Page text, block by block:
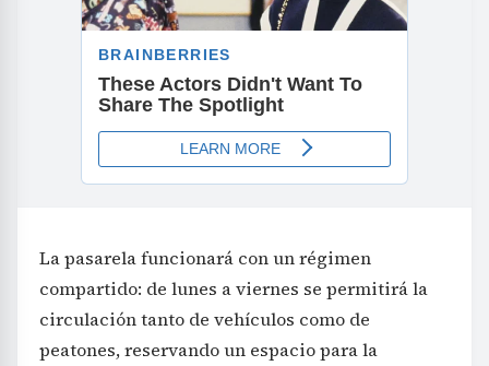
La pasarela funcionará con un régimen
compartido: de lunes a viernes se permitirá la
circulación tanto de vehículos como de
peatones, reservando un espacio para la